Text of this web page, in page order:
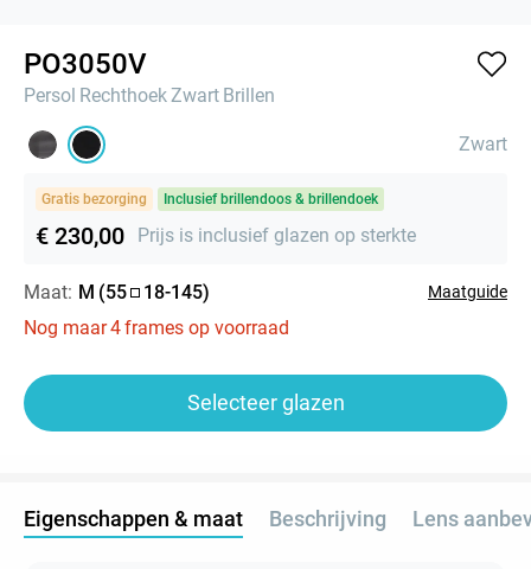
PO3050V
Persol RechthoekZwart Brillen
Zwart
Gratis bezorging Inclusief brillendoos & brillendoek
€ 230,00 Prijs is inclusief glazen op sterkte
Maat: M (55 18-145) Maatguide
Nog maar4frames op voorraad
Selecteer glazen
Eigenschappen & maat Beschrijving Lens